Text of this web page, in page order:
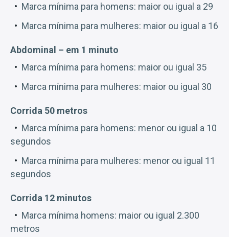
Marca mínima para homens: maior ou igual a 29
Marca mínima para mulheres: maior ou igual a 16
Abdominal – em 1 minuto
Marca mínima para homens: maior ou igual 35
Marca mínima para mulheres: maior ou igual 30
Corrida 50 metros
Marca mínima para homens: menor ou igual a 10
segundos
Marca mínima para mulheres: menor ou igual 11
segundos
Corrida 12 minutos
Marca mínima homens: maior ou igual 2.300
metros